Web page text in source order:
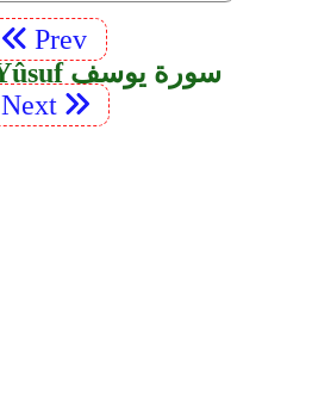
Prev
12. Surah Yûsuf سورة يوسف
Next